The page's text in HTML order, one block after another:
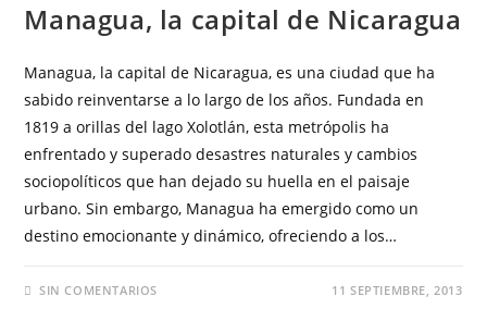
Managua, la capital de Nicaragua
Managua, la capital de Nicaragua, es una ciudad que ha
sabido reinventarse a lo largo de los años. Fundada en
1819 a orillas del lago Xolotlán, esta metrópolis ha
enfrentado y superado desastres naturales y cambios
sociopolíticos que han dejado su huella en el paisaje
urbano. Sin embargo, Managua ha emergido como un
destino emocionante y dinámico, ofreciendo a los…
SIN COMENTARIOS 11 SEPTIEMBRE, 2013